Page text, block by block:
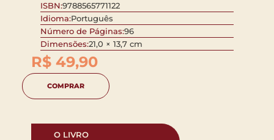
ISBN:9788565771122
Idioma:Português
Número de Páginas:96
Dimensões:21,0 × 13,7 cm
R$ 49,90
COMPRAR
O LIVRO